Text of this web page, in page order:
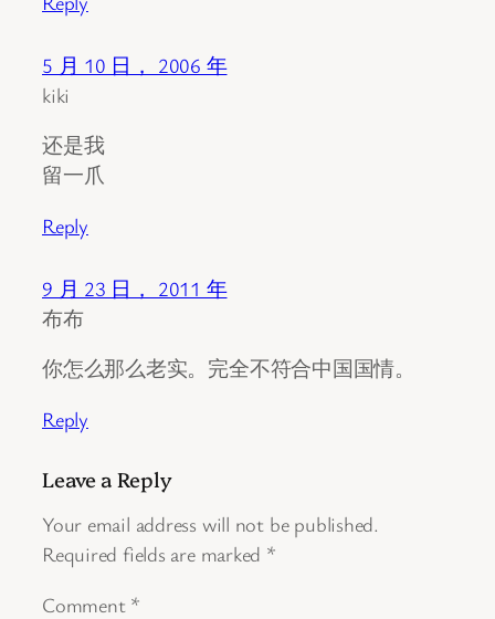
5 月 10 日， 2006 年
kiki
还是我
留一爪
Reply
9 月 23 日， 2011 年
布布
你怎么那么老实。完全不符合中国国情。
Reply
Leave a Reply
Your email address will not be published.
Required fields are marked *
Comment *